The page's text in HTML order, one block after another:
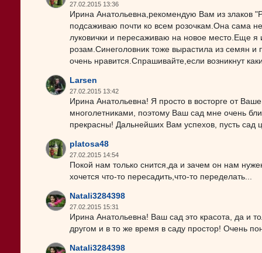
27.02.2015 13:36
Ирина Анатольевна,рекомендую Вам из злаков
подсаживаю почти ко всем розочкам.Она сама
луковички и пересаживаю на новое место.Еще
розам.Синеголовник тоже вырастила из семян и
очень нравится.Спрашивайте,если возникнут
Larsen
27.02.2015 13:42
Ирина Анатольевна! Я просто в восторге от
многолетниками, поэтому Ваш сад мне очень
прекрасны! Дальнейших Вам успехов, пусть сад
platosa48
27.02.2015 14:54
Покой нам только снится,да и зачем он нам
хочется что-то пересадить,что-то переделать...
Natali3284398
27.02.2015 15:31
Ирина Анатольевна! Ваш сад это красота, да и
другом и в то же время в саду простор! Очень
Natali3284398